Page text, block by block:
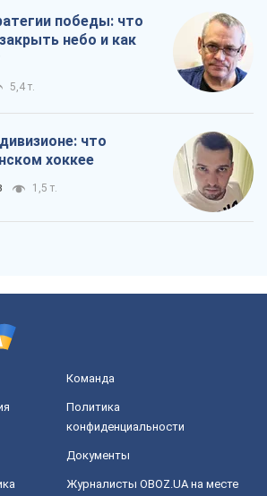
победы: что
небо и как
5,4 т.
что
хоккее
1,5 т.
Команда
Политика
конфиденциальности
Документы
Журналисты OBOZ.UA на месте